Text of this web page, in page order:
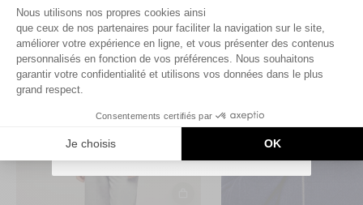
Saisir votre adresse e-mail